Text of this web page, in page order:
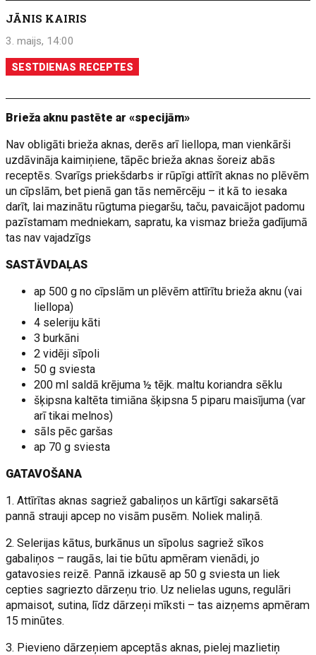
JĀNIS KAIRIS
3. maijs, 14:00
SESTDIENAS RECEPTES
Brieža aknu pastēte ar «specijām»
Nav obligāti brieža aknas, derēs arī liellopa, man vienkārši
uzdāvināja kaimiņiene, tāpēc brieža aknas šoreiz abās
receptēs. Svarīgs priekšdarbs ir rūpīgi attīrīt aknas no plēvēm
un cīpslām, bet pienā gan tās nemērcēju – it kā to iesaka
darīt, lai mazinātu rūgtuma piegaršu, taču, pavaicājot padomu
pazīstamam medniekam, sapratu, ka vismaz brieža gadījumā
tas nav vajadzīgs
SASTĀVDAĻAS
ap 500 g no cīpslām un plēvēm attīrītu brieža aknu (vai
liellopa)
4 seleriju kāti
3 burkāni
2 vidēji sīpoli
50 g sviesta
200 ml saldā krējuma ½ tējk. maltu koriandra sēklu
šķipsna kaltēta timiāna šķipsna 5 piparu maisījuma (var
arī tikai melnos)
sāls pēc garšas
ap 70 g sviesta
GATAVOŠANA
1. Attīrītas aknas sagriež gabaliņos un kārtīgi sakarsētā
pannā strauji apcep no visām pusēm. Noliek maliņā.
2. Selerijas kātus, burkānus un sīpolus sagriež sīkos
gabaliņos – raugās, lai tie būtu apmēram vienādi, jo
gatavosies reizē. Pannā izkausē ap 50 g sviesta un liek
cepties sagriezto dārzeņu trio. Uz nelielas uguns, regulāri
apmaisot, sutina, līdz dārzeņi mīksti – tas aizņems apmēram
15 minūtes.
3. Pievieno dārzeņiem apceptās aknas, pielej mazlietiņ